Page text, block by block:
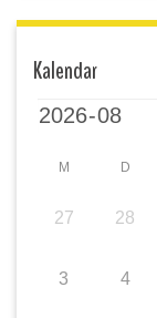
Kalendar
M D
27 28
3 4